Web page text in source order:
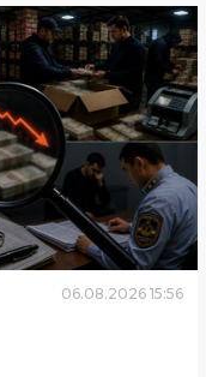
06.08.2026 15:56